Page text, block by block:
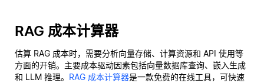
RAG 成本计算器
估算 RAG 成本时，需要分析向量存储、计算资源和 API 使用等
方面的开销。主要成本驱动因素包括向量数据库查询、嵌入生成
和 LLM 推理。 RAG 成本计算器是一款免费的在线工具，可快速